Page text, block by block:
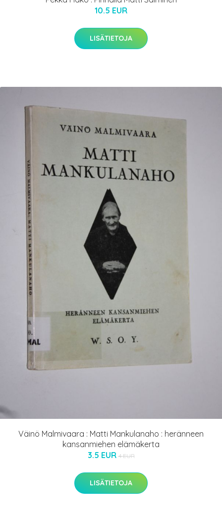
10.5 EUR
LISÄTIETOJA
Väinö Malmivaara : Matti Mankulanaho : heränneen
kansanmiehen elämäkerta
3.5 EUR 4 EUR
LISÄTIETOJA